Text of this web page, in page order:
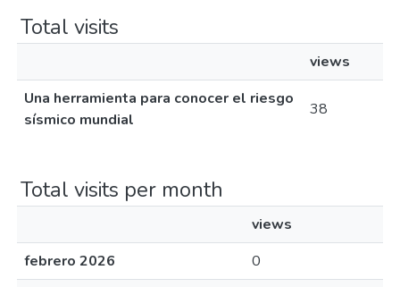
Total visits
views
Una herramienta para conocer el riesgo
sísmico mundial
38
Total visits per month
views
febrero 2026
0